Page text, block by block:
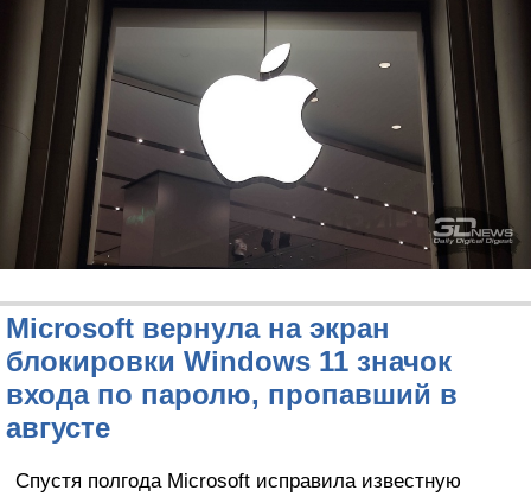
Microsoft вернула на экран
блокировки Windows 11 значок
входа по паролю, пропавший в
августе
Спустя полгода Microsoft исправила известную